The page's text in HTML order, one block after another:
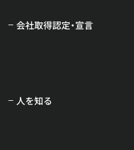
会社取得認定・宣言
人を知る